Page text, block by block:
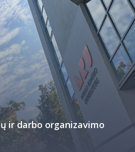
ir darbo organizavimo